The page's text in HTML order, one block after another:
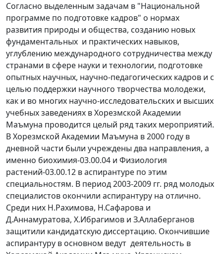
Согласно выделенным задачам в "Национальной
программе по подготовке кадров" о нормах
развития природы и общества, созданию новых
фундаментальных и практических навыков,
углублению международного сотрудничества между
странами в сфере науки и технологии, подготовке
опытных научных, научно-педагогических кадров и с
целью поддержки научного творчества молодежи,
как и во многих научно-исследовательских и высших
учебных заведениях в Хорезмской Академии
Маъмуна проводится целый ряд таких мероприятий.
В Хорезмской Академии Маъмуна в 2000 году в
дневной части были учреждены два направления, а
именно биохимия-03.00.04 и Физиология
растений-03.00.12 в аспирантуре по этим
специальностям. В период 2003-2009 гг. ряд молодых
специалистов окончили аспирантуру на отлично.
Среди них Н.Рахимова, Н.Сафарова и
Д.Аннамуратова, Х.Ибрагимов и З.Аллаберганов
защитили кандидатскую диссертацию. Окончившие
аспирантуру в основном ведут деятельность в